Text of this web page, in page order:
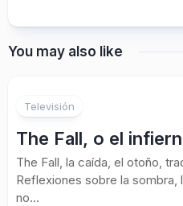
You may also like
Televisión
The Fall, o el
The Fall, la caída, el otoño,
Reflexiones sobre la
no...